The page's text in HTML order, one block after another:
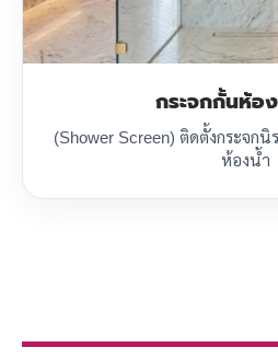
กระจกกั้นห้อ
(Shower Screen) ติดตั้งกระจก
ห้องน้ำ